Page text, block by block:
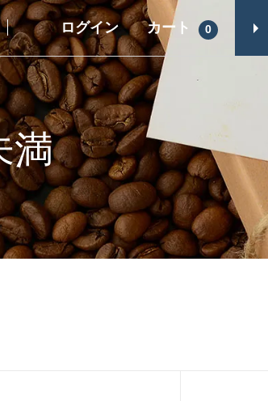
）
ギフト一覧
コーヒーギフト（すべて）
コーヒーマイスターセレクト
ギフト
レギュラーコーヒーギフト
ドリップコーヒーギフト
ログイン カート 0
満